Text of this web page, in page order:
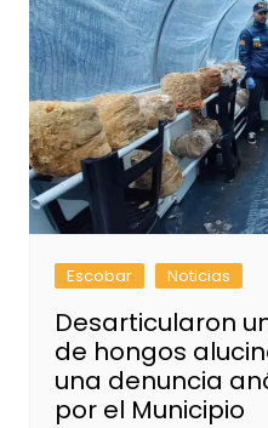
Escobar Noticias
Desarticularon
de hongos
una denuncia
por el Municipio